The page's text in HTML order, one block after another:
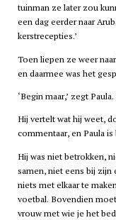
tuinman ze later zou
een dag eerder naar
kerstrecepties.’
Toen liepen ze weer
en daarmee was het
‘Begin maar,’ zegt
Hij vertelt wat hij weet,
commentaar, en Paula
Hij was niet betrokken,
samen, niet eens bij zijn
niets met elkaar te
voetbal. Bovendien
vrouw met wie je het